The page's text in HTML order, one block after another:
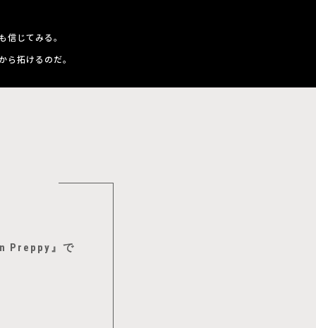
信じてみる。
ら拓けるのだ。
Preppy』で